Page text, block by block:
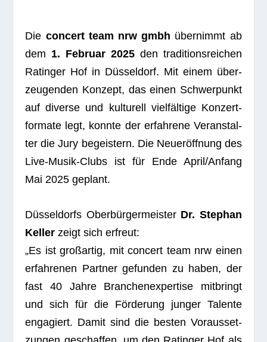
Die con­cert team nrw gmbh über­nimmt ab
dem 1. Februar 2025den tra­di­ti­ons­rei­chen
Ratin­ger Hof in Düs­sel­dorf. Mit einem über­
zeu­gen­den Kon­zept, das einen Schwer­punkt
auf diverse und kul­tu­rell viel­fäl­tige Kon­zert­
for­mate legt, konnte der erfah­rene Ver­an­stal­
ter die Jury begeis­tern. Die Neu­eröff­nung des
Live-Musik-Clubs ist für Ende April/Anfang
Mai 2025 geplant.
Düs­sel­dorfs Ober­bür­ger­meis­ter Dr. Ste­phan
Kel­ler zeigt sich erfreut:
„Es ist groß­ar­tig, mit con­cert team nrw einen
erfah­re­nen Part­ner gefun­den zu haben, der
fast 40 Jahre Bran­chen­ex­per­tise mit­bringt
und sich für die För­de­rung jun­ger Talente
enga­giert. Damit sind die bes­ten Vor­aus­set­